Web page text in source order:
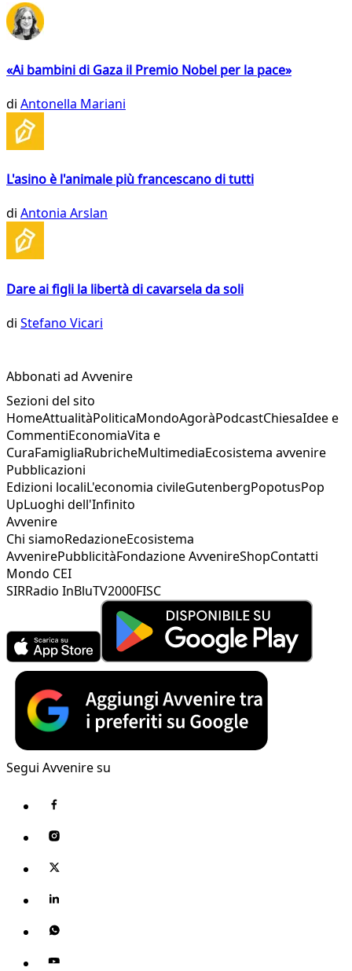
«Ai bambini di Gaza il Premio Nobel per la pace»
di Antonella Mariani
L'asino è l'animale più francescano di tutti
di Antonia Arslan
Dare ai figli la libertà di cavarsela da soli
di Stefano Vicari
Abbonati ad Avvenire
Sezioni del sito
HomeAttualitàPoliticaMondoAgoràPodcastChiesaIdee e
CommentiEconomiaVita e
CuraFamigliaRubricheMultimediaEcosistema avvenire
Pubblicazioni
Edizioni localiL'economia civileGutenbergPopotusPop
UpLuoghi dell'Infinito
Avvenire
Chi siamoRedazioneEcosistema
AvvenirePubblicitàFondazione AvvenireShopContatti
Mondo CEI
SIRRadio InBluTV2000FISC
Segui Avvenire su